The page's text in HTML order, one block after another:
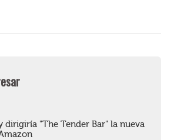
dirigiría "The Tender Bar" la nueva